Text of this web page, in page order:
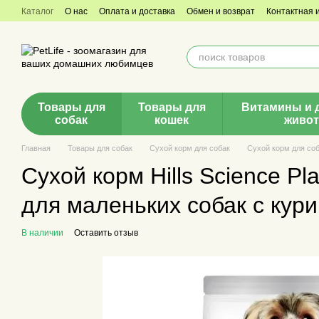
Перейти к основному контенту
Каталог О нас Оплата и доставка Обмен и возврат
Товары для
собак
Товары для
кошек
Витамины и
Главная Товары для собак Сухой корм для собак Сухой корм для
Сухой корм Hills Science
для маленьких собак с
В наличии Оставить отзыв